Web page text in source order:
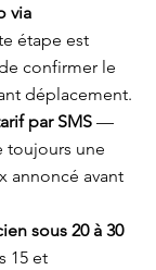
via
étape est
confirmer le
déplacement.
par SMS —
toujours une
annoncé avant
sous 20 à 30
15 et